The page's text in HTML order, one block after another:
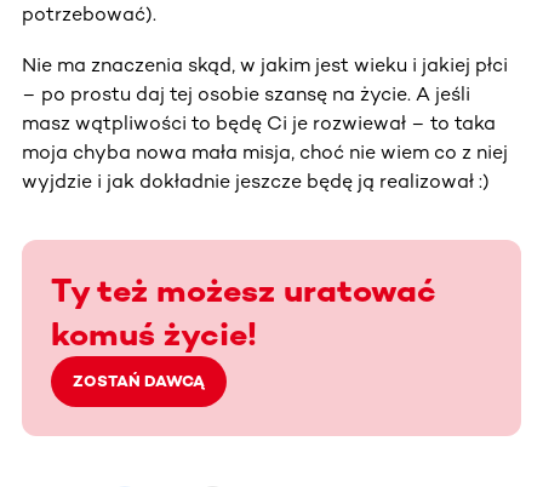
potrzebować).
Nie ma znaczenia skąd, w jakim jest wieku i jakiej płci
– po prostu daj tej osobie szansę na życie. A jeśli
masz wątpliwości to będę Ci je rozwiewał – to taka
moja chyba nowa mała misja, choć nie wiem co z niej
wyjdzie i jak dokładnie jeszcze będę ją realizował :)
Ty też możesz uratować
komuś życie!
ZOSTAŃ DAWCĄ